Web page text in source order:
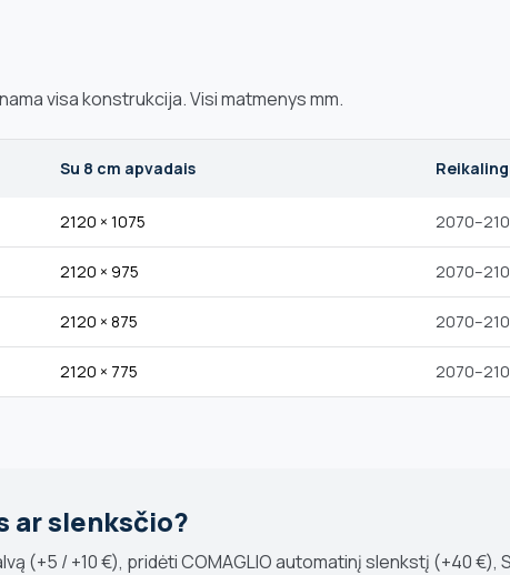
visa konstrukcija. Visi matmenys mm.
Su 8 cm apvadais
2120 × 1075
2120 × 975
2120 × 875
2120 × 775
ar slenksčio?
(+5 / +10 €), pridėti COMAGLIO automatinį slenkstį (+40 €),